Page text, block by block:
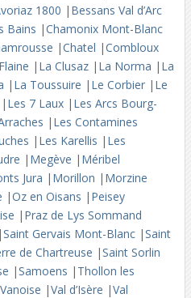
1800 | Bessans Val d’Arc
Bains |Chamonix Mont-Blanc
|Chatel |Combloux
Flaine | La Clusaz | La Norma | La
| La Toussuire | Le Corbier | Le
| Les 7 Laux | Les Arcs Bourg-
| Les Contamines
| Les Karellis | Les
| Megève | Méribel
Jura | Morillon | Morzine
|Oz en Oisans | Peisey
| Praz de Lys Sommand
|Saint Gervais Mont-Blanc |Saint
de Chartreuse |Saint Sorlin
|Samoens | Thollon les
|Val d’Isère |Val